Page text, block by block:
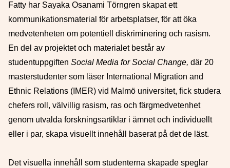
Fatty har Sayaka Osanami Törngren skapat ett
kommunikationsmaterial för arbetsplatser, för att öka
medvetenheten om potentiell diskriminering och rasism.
En del av projektet och materialet består av
studentuppgiften Social Media for Social Change, där 20
masterstudenter som läser International Migration and
Ethnic Relations (IMER) vid Malmö universitet, fick studera
chefers roll, välvillig rasism, ras och färgmedvetenhet
genom utvalda forskningsartiklar i ämnet och individuellt
eller i par, skapa visuellt innehåll baserat på det de läst.
Det visuella innehåll som studenterna skapade speglar